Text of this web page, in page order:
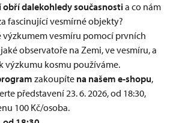
obří dalekohledy současnosti a co nám
fascinující vesmírné objekty?
výzkumem vesmíru pomocí prvních
observatoře na Zemi, ve vesmíru, a
výzkumu kosmu používáme.
zakoupíte na našem e-shopu,
představení 23. 6. 2026, od 18:30,
100 Kč/osoba.